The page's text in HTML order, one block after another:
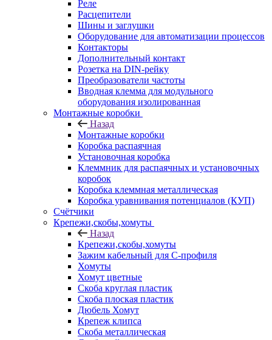
Реле
Расцепители
Шины и заглушки
Оборудование для автоматизации процессов
Контакторы
Дополнительный контакт
Розетка на DIN-рейку
Преобразователи частоты
Вводная клемма для модульного
оборудования изолированная
Монтажные коробки
Назад
Монтажные коробки
Коробка распаячная
Установочная коробка
Клеммник для распаячных и установочных
коробок
Коробка клеммная металлическая
Коробка уравнивания потенциалов (КУП)
Счётчики
Крепежи,скобы,хомуты
Назад
Крепежи,скобы,хомуты
Зажим кабельный для С-профиля
Хомуты
Хомут цветные
Скоба круглая пластик
Скоба плоская пластик
Дюбель Хомут
Крепеж клипса
Скоба металлическая